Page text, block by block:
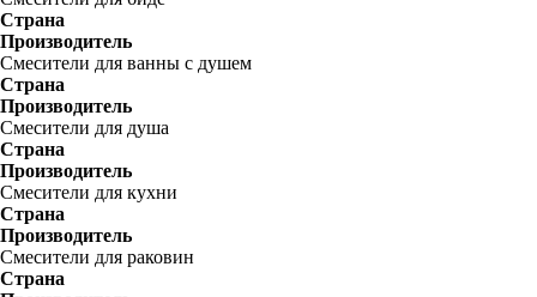
Страна
Производитель
Смесители для ванны с душем
Страна
Производитель
Смесители для душа
Страна
Производитель
Смесители для кухни
Страна
Производитель
Смесители для раковин
Страна